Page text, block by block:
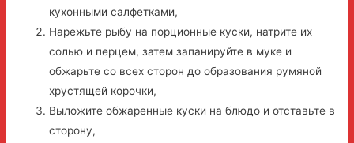
кухонными салфетками,
Нарежьте рыбу на порционные куски, натрите их
солью и перцем, затем запанируйте в муке и
обжарьте со всех сторон до образования румяной
хрустящей корочки,
Выложите обжаренные куски на блюдо и отставьте в
сторону,